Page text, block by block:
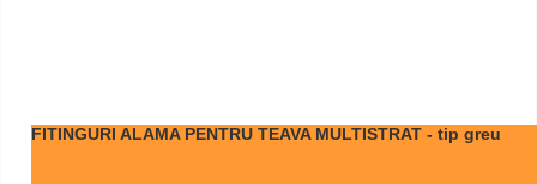
FITINGURI ALAMA PENTRU TEAVA MULTISTRAT - tip greu